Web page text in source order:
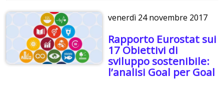
venerdì 24 novembre 2017
Rapporto Eurostat sui
17 Obiettivi di
sviluppo sostenibile:
l’analisi Goal per Goal